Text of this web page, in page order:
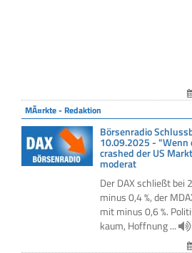
MÃ¤rkte - Redaktion
Börsenradio
10.09.2025 - "Wenn
crashed der US
moderat
Der DAX schließt
minus 0,4 %, der
mit minus 0,6 %.
kaum, Hoffnung ...